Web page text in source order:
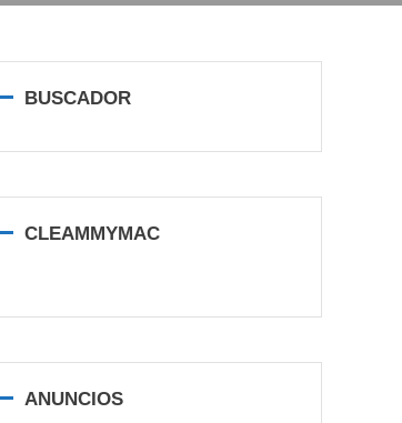
BUSCADOR
CLEAMMYMAC
ANUNCIOS